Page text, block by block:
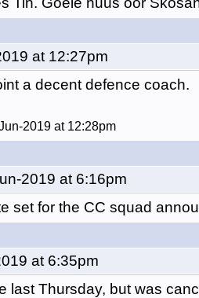
at 12:27pm
a decent defence coach.
2019 at 12:28pm
2019 at 6:16pm
set for the CC squad
at 6:35pm
last Thursday, but was